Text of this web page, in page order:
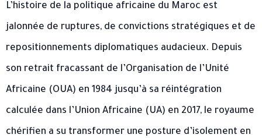
L’histoire de la politique africaine du Maroc est
jalonnée de ruptures, de convictions stratégiques et de
repositionnements diplomatiques audacieux. Depuis
son retrait fracassant de l’Organisation de l’Unité
Africaine (OUA) en 1984 jusqu’à sa réintégration
calculée dans l’Union Africaine (UA) en 2017, le royaume
chérifien a su transformer une posture d’isolement en